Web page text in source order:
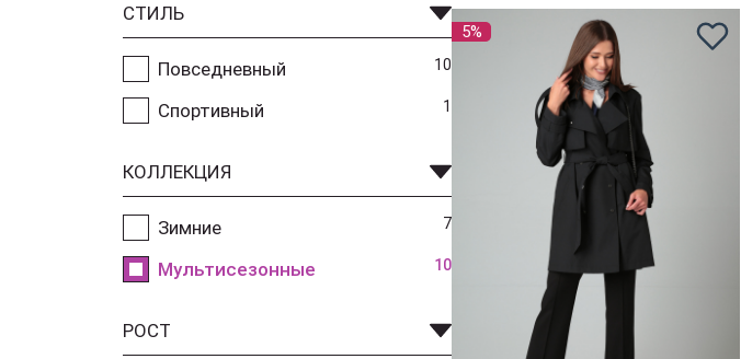
СТИЛЬ
Повседневный 10
Спортивный 1
КОЛЛЕКЦИЯ
Зимние 7
Мультисезонные 10
РОСТ
5%